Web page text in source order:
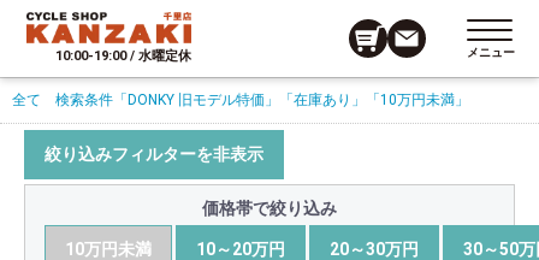
10:00-19:00 / 水曜定休 メニュー
全て 検索条件 「DONKY 旧モデル特価」 「在庫あり」 「10万円未満」
絞り込みフィルターを非表示
価格帯で絞り込み
10万円未満 10～20万円 20～30万円 30～50万